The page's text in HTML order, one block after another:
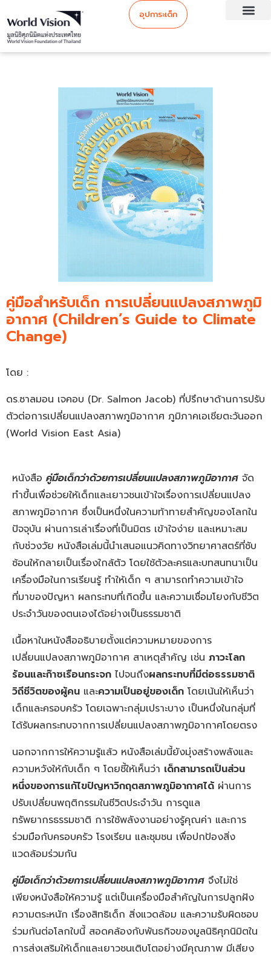
อุปการะเด็ก
คู่มือสำหรับเด็ก การเปลี่ยนแปลงสภาพภูมิ
อากาศ (Children’s Guide to Climate
Change)
โดย :
ดร.ซาลมอน เจคอบ (Dr. Salmon Jacob) ที่ปรึกษาด้านการปรับ
ตัวต่อการเปลี่ยนแปลงสภาพภูมิอากาศ ภูมิภาคเอเชียตะวันออก
(World Vision East Asia)
หนังสือ คู่มือเด็กว่าด้วยการเปลี่ยนแปลงสภาพภูมิอากาศ จัด
ทำขึ้นเพื่อช่วยให้เด็กและเยาวชนเข้าใจเรื่องการเปลี่ยนแปลง
สภาพภูมิอากาศ ซึ่งเป็นหนึ่งในความท้าทายสำคัญของโลกใน
ปัจจุบัน ผ่านการเล่าเรื่องที่เป็นมิตร เข้าใจง่าย และเหมาะสม
กับช่วงวัย หนังสือเล่มนี้นำเสนอแนวคิดทางวิทยาศาสตร์ที่ซับ
ซ้อนให้กลายเป็นเรื่องใกล้ตัว โดยใช้ตัวละครและบทสนทนาเป็น
เครื่องมือในการเรียนรู้ ทำให้เด็ก ๆ สามารถทำความเข้าใจ
ที่มาของปัญหา ผลกระทบที่เกิดขึ้น และความเชื่อมโยงกับชีวิต
ประจำวันของตนเองได้อย่างเป็นธรรมชาติ
เนื้อหาในหนังสืออธิบายตั้งแต่ความหมายของการ
เปลี่ยนแปลงสภาพภูมิอากาศ สาเหตุสำคัญ เช่น ภาวะโลก
ร้อนและก๊าซเรือนกระจก ไปจนถึงผลกระทบที่มีต่อธรรมชาติ
วิถีชีวิตของผู้คน และความเป็นอยู่ของเด็ก โดยเน้นให้เห็นว่า
เด็กและครอบครัว โดยเฉพาะกลุ่มเปราะบาง เป็นหนึ่งในกลุ่มที่
ได้รับผลกระทบจากการเปลี่ยนแปลงสภาพภูมิอากาศโดยตรง
นอกจากการให้ความรู้แล้ว หนังสือเล่มนี้ยังมุ่งสร้างพลังและ
ความหวังให้กับเด็ก ๆ โดยชี้ให้เห็นว่า เด็กสามารถเป็นส่วน
หนึ่งของการแก้ไขปัญหาวิกฤตสภาพภูมิอากาศได้ ผ่านการ
ปรับเปลี่ยนพฤติกรรมในชีวิตประจำวัน การดูแล
ทรัพยากรธรรมชาติ การใช้พลังงานอย่างรู้คุณค่า และการ
ร่วมมือกับครอบครัว โรงเรียน และชุมชน เพื่อปกป้องสิ่ง
แวดล้อมร่วมกัน
คู่มือเด็กว่าด้วยการเปลี่ยนแปลงสภาพภูมิอากาศ จึงไม่ใช่
เพียงหนังสือให้ความรู้ แต่เป็นเครื่องมือสำคัญในการปลูกฝัง
ความตระหนัก เรื่องสิทธิเด็ก สิ่งแวดล้อม และความรับผิดชอบ
ร่วมกันต่อโลกใบนี้ สอดคล้องกับพันธกิจของมูลนิธิศุภนิมิตใน
การส่งเสริมให้เด็กและเยาวชนเติบโตอย่างมีคุณภาพ มีเสียง